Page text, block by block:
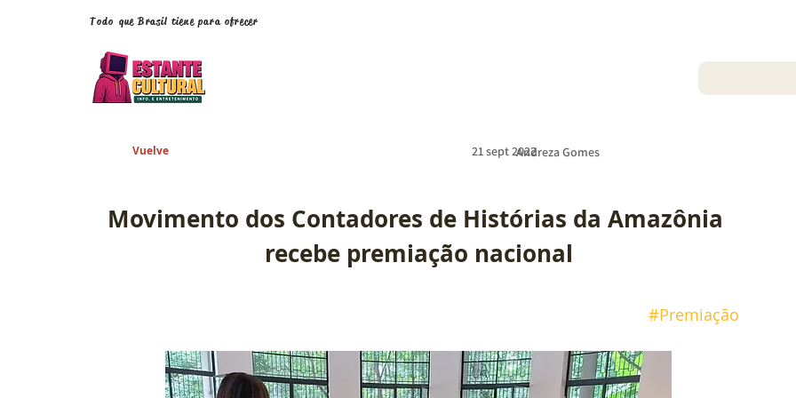
Todo que Brasil tiene para ofrecer
Vuelve 21 sept 2022Andreza Gomes
Movimento dos Contadores de Histórias da Amazônia
recebe premiação nacional
#Premiação